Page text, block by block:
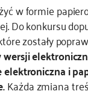
w formie
Do konkursu
zostały
wersji
i
Każda zmiana